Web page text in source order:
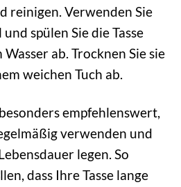
reinigen. Verwenden Sie
spülen Sie die Tasse
ab. Trocknen Sie sie
weichen Tuch ab.
empfehlenswert,
verwenden und
legen. So
dass Ihre Tasse lange